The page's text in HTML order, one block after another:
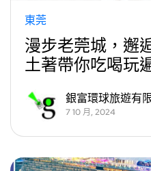
東莞
漫步老莞城，邂
土著帶你吃喝玩
銀富環球旅遊有
7 10 月, 2024